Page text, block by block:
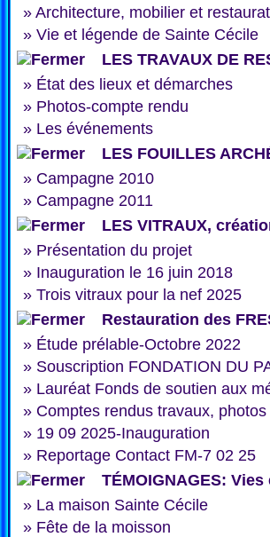
» Architecture, mobilier et
» Vie et légende de Sainte Cécile
LES TRAVAUX DE
» État des lieux et démarches
» Photos-compte rendu
» Les événements
LES FOUILLES
» Campagne 2010
» Campagne 2011
LES VITRAUX,
» Présentation du projet
» Inauguration le 16 juin 2018
» Trois vitraux pour la nef 2025
Restauration des
» Étude prélable-Octobre 2022
» Souscription FONDATION DU
» Lauréat Fonds de soutien aux
» Comptes rendus travaux, photos
» 19 09 2025-Inauguration
» Reportage Contact FM-7 02 25
TÉMOIGNAGES:
» La maison Sainte Cécile
» Fête de la moisson